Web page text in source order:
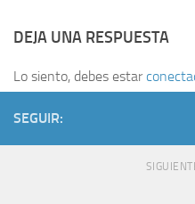
DEJA UNA RESPUESTA
Lo siento, debes estar
SEGUIR: